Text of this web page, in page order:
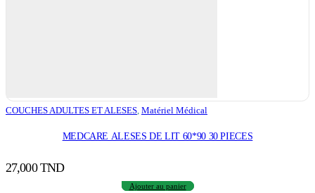
COUCHES ADULTES ET ALESES, Matériel Médical
MEDCARE ALESES DE LIT 60*90 30 PIECES
27,000TND
Ajouter au panier